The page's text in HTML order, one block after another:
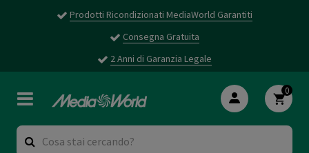
Prodotti Ricondizionati MediaWorld Garantiti
Consegna Gratuita
2 Anni di Garanzia Legale
0